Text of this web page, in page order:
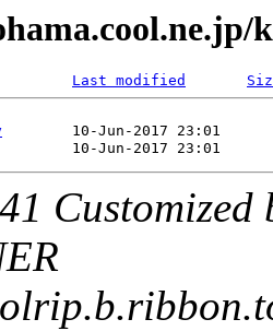
Last modified
Customized